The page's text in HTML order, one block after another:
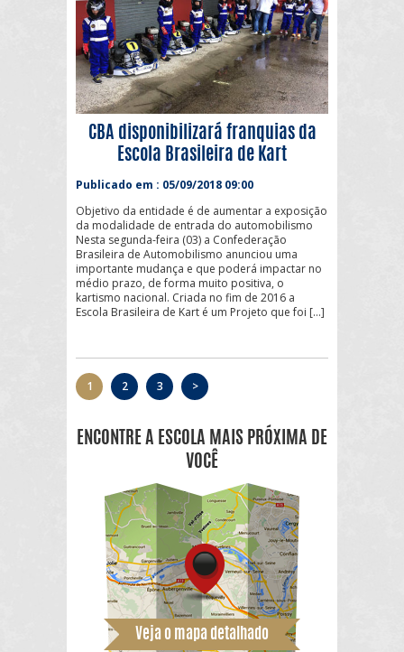
CBA disponibilizará franquias da
Escola Brasileira de Kart
Publicado em : 05/09/2018 09:00
Objetivo da entidade é de aumentar a exposição
da modalidade de entrada do automobilismo
Nesta segunda-feira (03) a Confederação
Brasileira de Automobilismo anunciou uma
importante mudança e que poderá impactar no
médio prazo, de forma muito positiva, o
kartismo nacional. Criada no fim de 2016 a
Escola Brasileira de Kart é um Projeto que foi […]
1 2 3 >
ENCONTRE A ESCOLA MAIS PRÓXIMA DE
VOCÊ
Veja o mapa detalhado